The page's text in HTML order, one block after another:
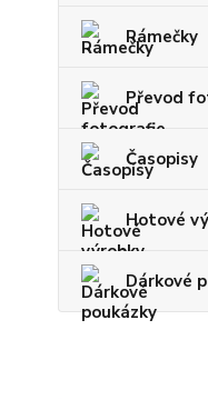
Rámečky
Převod
Časopisy
Hotové
Dárkové